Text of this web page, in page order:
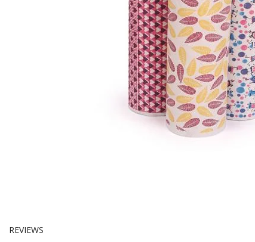
REVIEWS